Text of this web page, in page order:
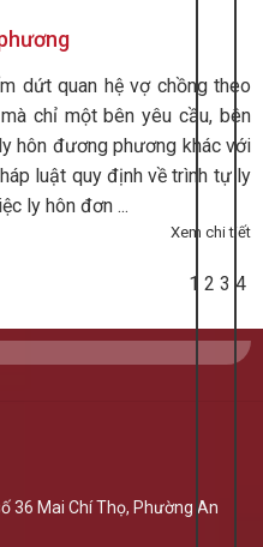
dứt quan hệ vợ chồng theo
chỉ một bên yêu cầu, bên
hôn đương phương khác với
luật quy định về trình tự ly
ly hôn đơn ...
Xem chi tiết
1 2 3 4
36 Mai Chí Thọ, Phường An